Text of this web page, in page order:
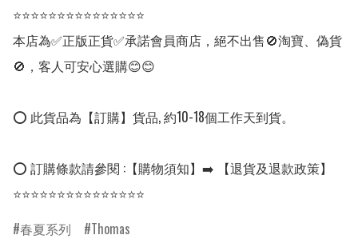
⭐⭐⭐⭐⭐⭐⭐⭐⭐⭐⭐⭐⭐⭐⭐
本店為✅正版正貨✅承諾會員商店，絕不出售🚫淘寶、偽貨
🚫，客人可安心選購😊😊
⭕ 此貨品為【訂購】貨品, 約10-18個工作天到貨。
⭕ 訂購條款請參閱 :【購物須知】➡️ 【退貨及退款政策】
⭐⭐⭐⭐⭐⭐⭐⭐⭐⭐⭐⭐⭐⭐⭐
春夏系列
Thomas